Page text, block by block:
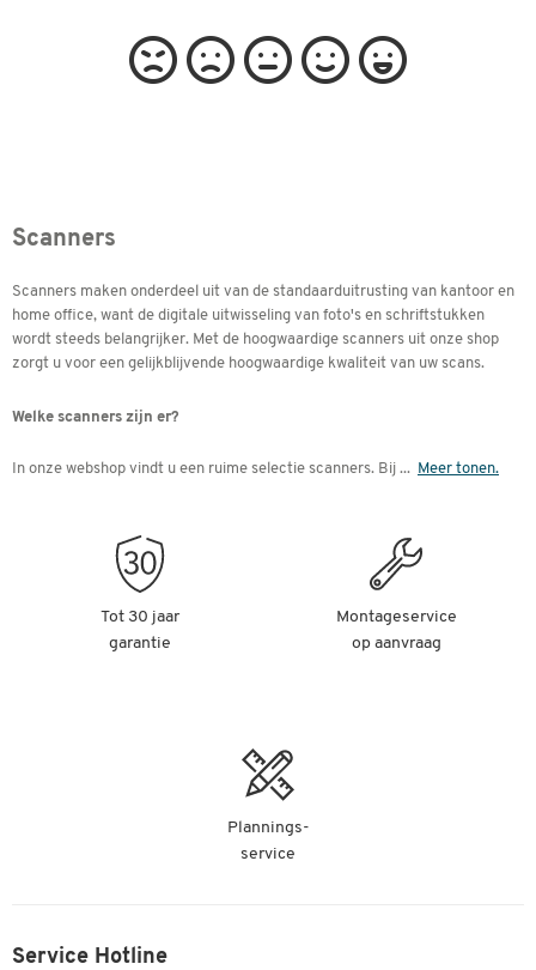
Scanners
Scanners maken onderdeel uit van de standaarduitrusting van kantoor en
home office, want de digitale uitwisseling van foto's en schriftstukken
wordt steeds belangrijker. Met de hoogwaardige scanners uit onze shop
zorgt u voor een gelijkblijvende hoogwaardige kwaliteit van uw scans.
Welke scanners zijn er?
In onze webshop vindt u een ruime selectie scanners. Bij ... Meer tonen.
Tot 30 jaar
garantie
Montageservice
op aanvraag
Plannings-
service
Service Hotline